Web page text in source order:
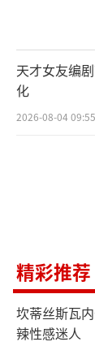
天才女友编
化
2026-08-04
精彩推荐
坎蒂丝斯瓦
辣性感迷人